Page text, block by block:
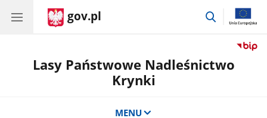
gov.pl
przejdź
Lasy Państwowe Nadleśnictwo
Krynki
MENU